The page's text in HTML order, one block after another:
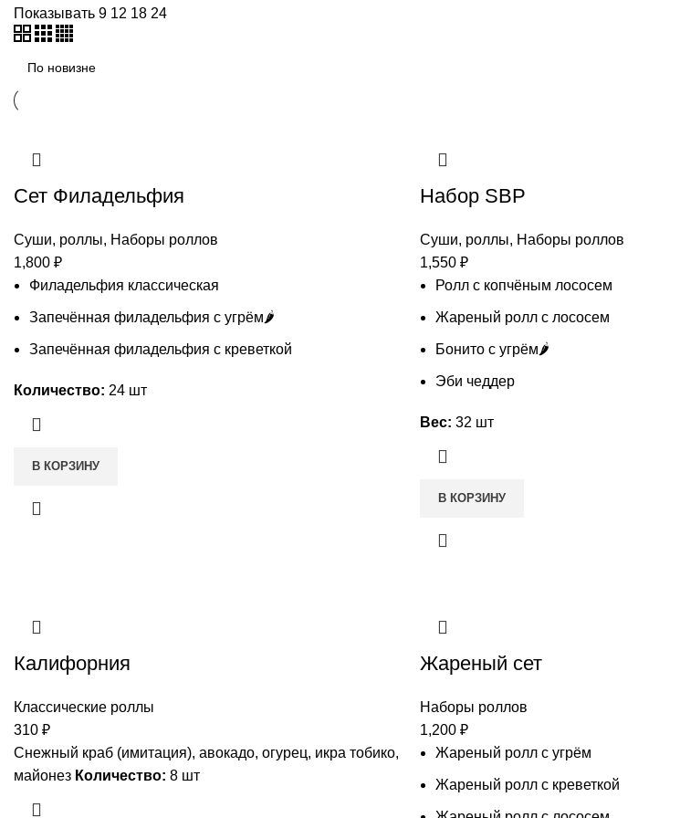
Показывать 9 12 18 24
Сет Филадельфия
Суши, роллы, Наборы роллов
1,800 ₽
Филадельфия классическая
Запечённая филадельфия с угрём🌶️
Запечённая филадельфия с креветкой
Количество: 24 шт
В КОРЗИНУ
Набор SBP
Суши, роллы, Наборы роллов
1,550 ₽
Ролл с копчёным лососем
Жареный ролл с лососем
Бонито с угрём🌶️
Эби чеддер
Вес: 32 шт
В КОРЗИНУ
Калифорния
Классические роллы
310 ₽
Снежный краб (имитация), авокадо, огурец, икра тобико,
майонез Количество: 8 шт
Жареный сет
Наборы роллов
1,200 ₽
Жареный ролл с угрём
Жареный ролл с креветкой